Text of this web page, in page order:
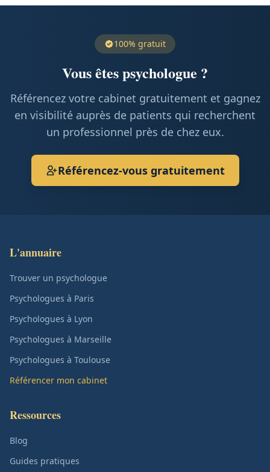
100% gratuit
Vous êtes psychologue ?
Référencez votre cabinet gratuitement et gagnez
en visibilité auprès de patients qui recherchent
un professionnel près de chez eux.
Référencez-vous gratuitement
L'annuaire
Trouver un psychologue
Psychologues à Paris
Psychologues à Lyon
Psychologues à Marseille
Psychologues à Toulouse
Référencer mon cabinet
Ressources
Blog
Guides pratiques